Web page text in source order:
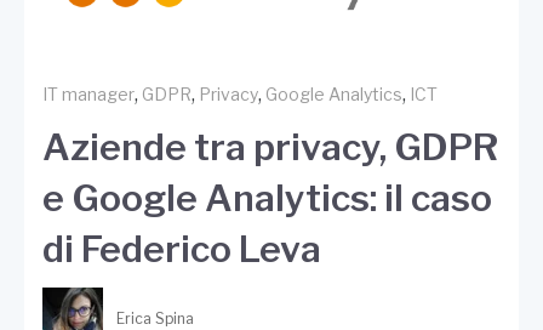
IT manager, GDPR, Privacy, Google Analytics, ICT
Aziende tra privacy, GDPR
e Google Analytics: il caso
di Federico Leva
Erica Spina